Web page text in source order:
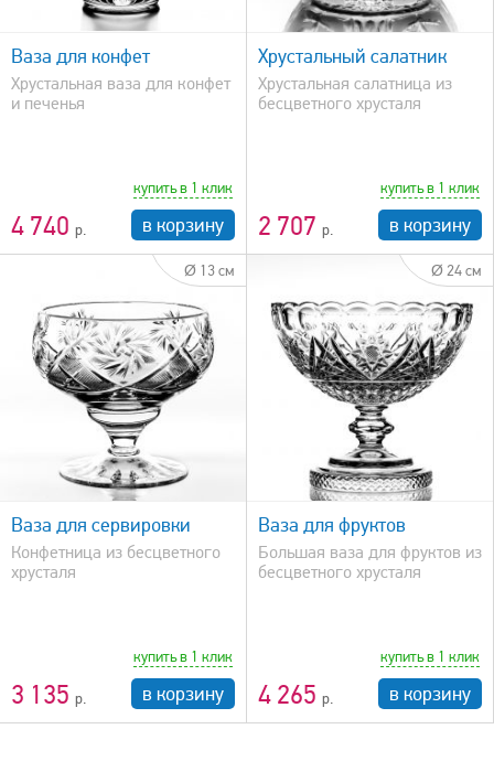
Ваза для конфет
Хрустальная ваза для конфет
и печенья
4 740
купить в 1 клик
в корзину
быстрый просмотр
Хрустальный салатник
Хрустальная салатница из
бесцветного хрусталя
2 707
купить в 1 клик
в корзину
Ø 13 см
Ваза для сервировки
Конфетница из бесцветного
хрусталя
3 135
купить в 1 клик
в корзину
Ø 24 см
быстрый просмотр
Ваза для фруктов
Большая ваза для фруктов из
бесцветного хрусталя
4 265
купить в 1 клик
в корзину